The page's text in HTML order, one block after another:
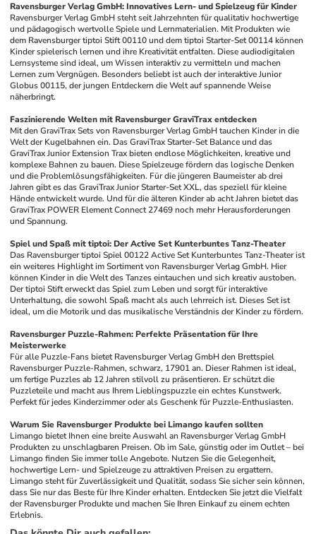
Ravensburger Verlag GmbH: Innovatives Lern- und Spielzeug für Kinder
Ravensburger Verlag GmbH steht seit Jahrzehnten für qualitativ hochwertige
und pädagogisch wertvolle Spiele und Lernmaterialien. Mit Produkten wie
dem Ravensburger tiptoi Stift 00110 und dem tiptoi Starter-Set 00114 können
Kinder spielerisch lernen und ihre Kreativität entfalten. Diese audiodigitalen
Lernsysteme sind ideal, um Wissen interaktiv zu vermitteln und machen
Lernen zum Vergnügen. Besonders beliebt ist auch der interaktive Junior
Globus 00115, der jungen Entdeckern die Welt auf spannende Weise
näherbringt.
Faszinierende Welten mit Ravensburger GraviTrax entdecken
Mit den GraviTrax Sets von Ravensburger Verlag GmbH tauchen Kinder in die
Welt der Kugelbahnen ein. Das GraviTrax Starter-Set Balance und das
GraviTrax Junior Extension Trax bieten endlose Möglichkeiten, kreative und
komplexe Bahnen zu bauen. Diese Spielzeuge fördern das logische Denken
und die Problemlösungsfähigkeiten. Für die jüngeren Baumeister ab drei
Jahren gibt es das GraviTrax Junior Starter-Set XXL, das speziell für kleine
Hände entwickelt wurde. Und für die älteren Kinder ab acht Jahren bietet das
GraviTrax POWER Element Connect 27469 noch mehr Herausforderungen
und Spannung.
Spiel und Spaß mit tiptoi: Der Active Set Kunterbuntes Tanz-Theater
Das Ravensburger tiptoi Spiel 00122 Active Set Kunterbuntes Tanz-Theater ist
ein weiteres Highlight im Sortiment von Ravensburger Verlag GmbH. Hier
können Kinder in die Welt des Tanzes eintauchen und sich kreativ austoben.
Der tiptoi Stift erweckt das Spiel zum Leben und sorgt für interaktive
Unterhaltung, die sowohl Spaß macht als auch lehrreich ist. Dieses Set ist
ideal, um die Motorik und das musikalische Verständnis der Kinder zu fördern.
Ravensburger Puzzle-Rahmen: Perfekte Präsentation für Ihre
Meisterwerke
Für alle Puzzle-Fans bietet Ravensburger Verlag GmbH den Brettspiel
Ravensburger Puzzle-Rahmen, schwarz, 17901 an. Dieser Rahmen ist ideal,
um fertige Puzzles ab 12 Jahren stilvoll zu präsentieren. Er schützt die
Puzzleteile und macht aus Ihrem Lieblingspuzzle ein echtes Kunstwerk.
Perfekt für jedes Kinderzimmer oder als Geschenk für Puzzle-Enthusiasten.
Warum Sie Ravensburger Produkte bei Limango kaufen sollten
Limango bietet Ihnen eine breite Auswahl an Ravensburger Verlag GmbH
Produkten zu unschlagbaren Preisen. Ob im Sale, günstig oder im Outlet – bei
Limango finden Sie immer tolle Angebote. Nutzen Sie die Gelegenheit,
hochwertige Lern- und Spielzeuge zu attraktiven Preisen zu ergattern.
Limango steht für Zuverlässigkeit und Qualität, sodass Sie sicher sein können,
dass Sie nur das Beste für Ihre Kinder erhalten. Entdecken Sie jetzt die Vielfalt
der Ravensburger Produkte und machen Sie Ihren Einkauf zu einem echten
Erlebnis.